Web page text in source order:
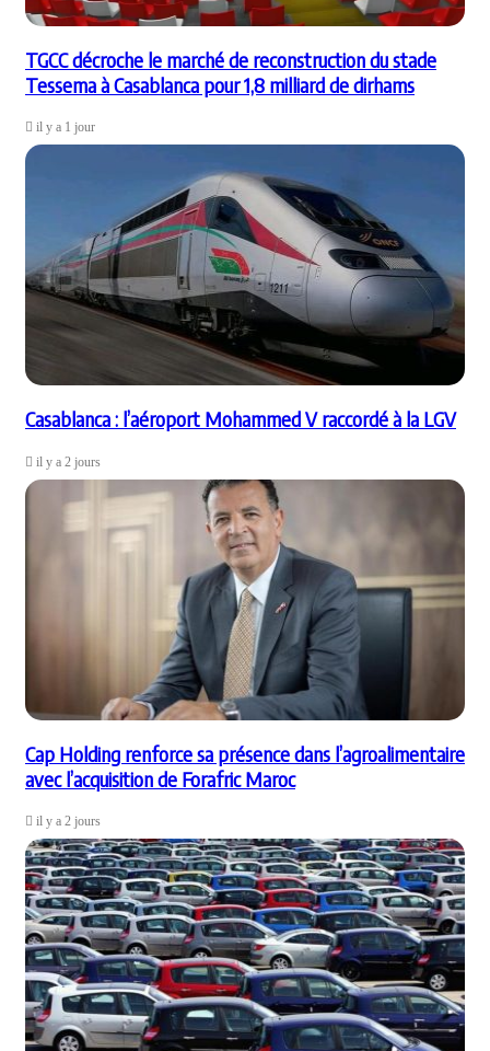
TGCC décroche le marché de reconstruction du stade
Tessema à Casablanca pour 1,8 milliard de dirhams
il y a 1 jour
Casablanca : l’aéroport Mohammed V raccordé à la LGV
il y a 2 jours
Cap Holding renforce sa présence dans l’agroalimentaire
avec l’acquisition de Forafric Maroc
il y a 2 jours